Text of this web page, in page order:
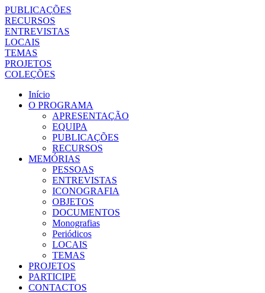
PUBLICAÇÕES
RECURSOS
ENTREVISTAS
LOCAIS
TEMAS
PROJETOS
COLEÇÕES
Início
O PROGRAMA
APRESENTAÇÃO
EQUIPA
PUBLICAÇÕES
RECURSOS
MEMÓRIAS
PESSOAS
ENTREVISTAS
ICONOGRAFIA
OBJETOS
DOCUMENTOS
Monografias
Periódicos
LOCAIS
TEMAS
PROJETOS
PARTICIPE
CONTACTOS